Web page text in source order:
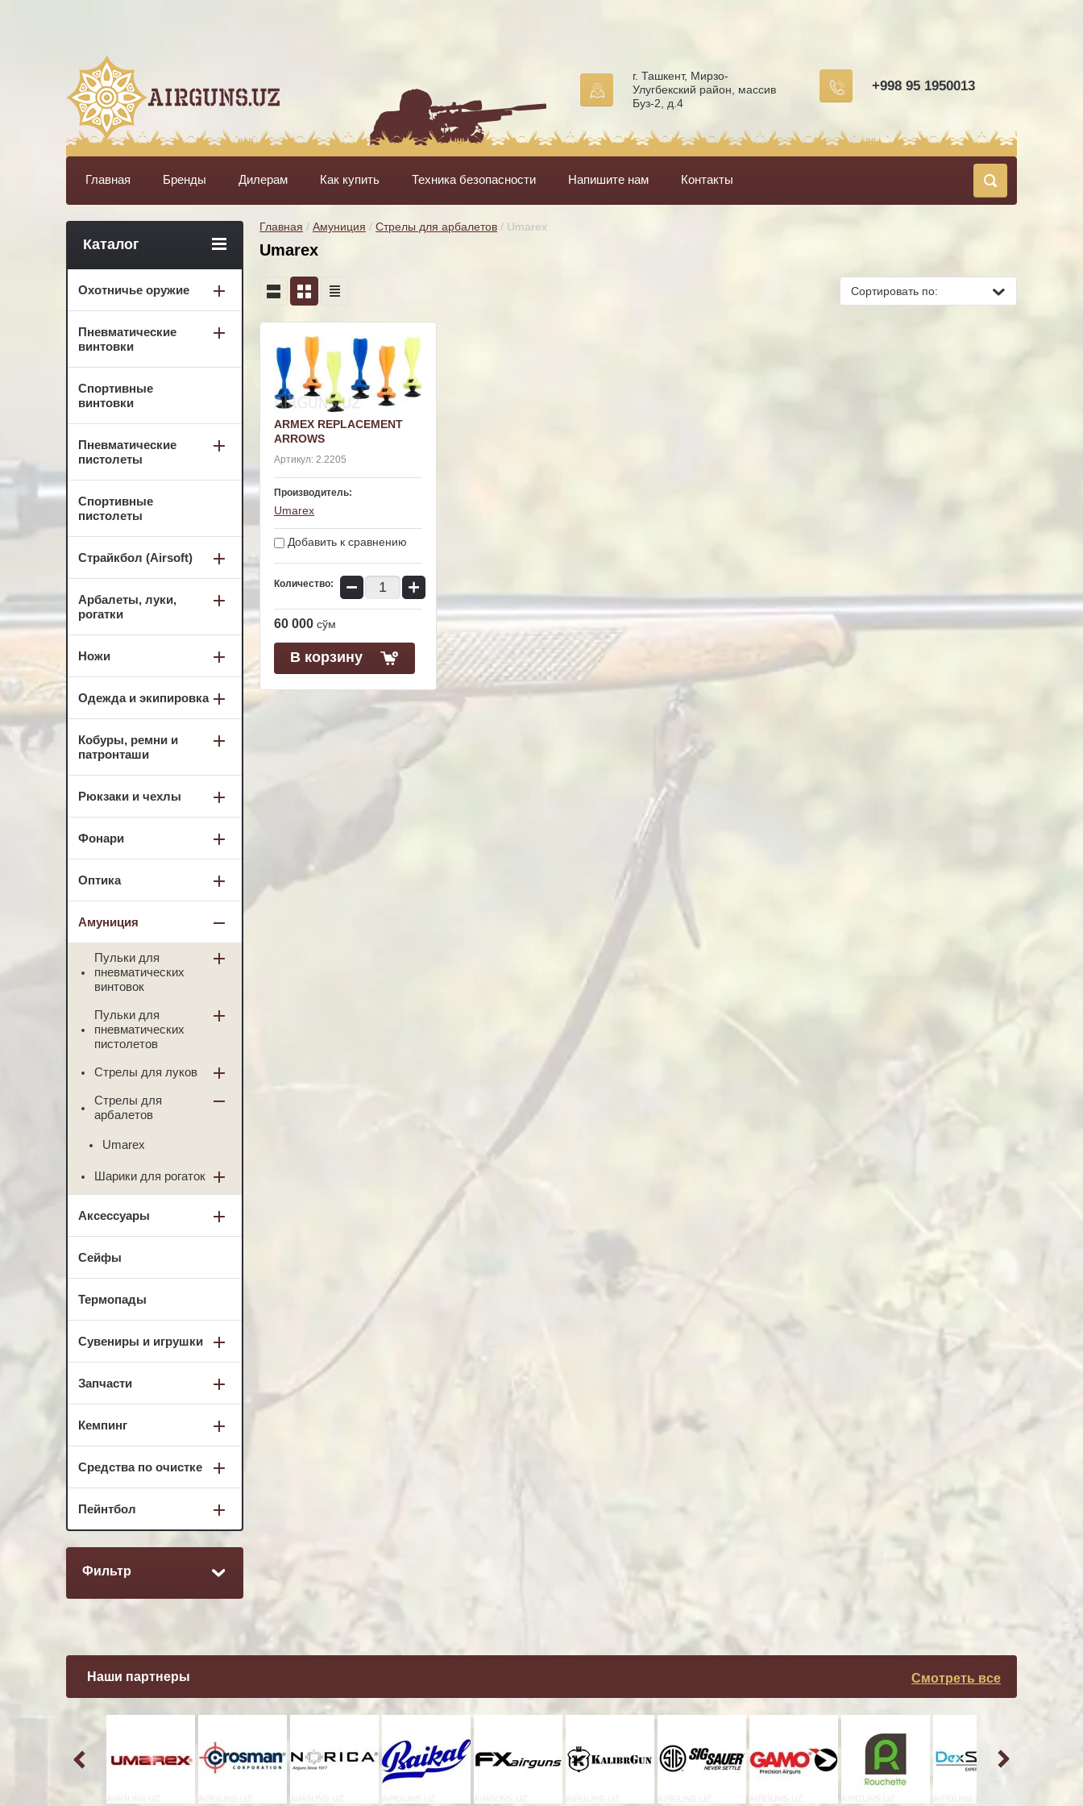
+998 95 1950013
г. Ташкент, Мирзо-
Улугбекский район, массив
Буз-2, д.4
Главная Бренды Дилерам Как купить Техника безопасности Напишите нам Контакты
Главная / Амуниция / Стрелы для арбалетов / Umarex
Umarex
Сортировать по:
ARMEX REPLACEMENT
ARROWS
Артикул: 2.2205
Производитель:
Umarex
Добавить к сравнению
Количество: − +
60 000 сўм
В корзину
Каталог
Охотничье оружие
Пневматические
винтовки
Спортивные
винтовки
Пневматические
пистолеты
Спортивные
пистолеты
Страйкбол (Airsoft)
Арбалеты, луки,
рогатки
Ножи
Одежда и экипировка
Кобуры, ремни и
патронташи
Рюкзаки и чехлы
Фонари
Оптика
Амуниция
Пульки для
пневматических
винтовок
Пульки для
пневматических
пистолетов
Стрелы для луков
Стрелы для
арбалетов
Umarex
Шарики для рогаток
Аксессуары
Сейфы
Термопады
Сувениры и игрушки
Запчасти
Кемпинг
Средства по очистке
Пейнтбол
Фильтр
Наши партнеры Смотреть все